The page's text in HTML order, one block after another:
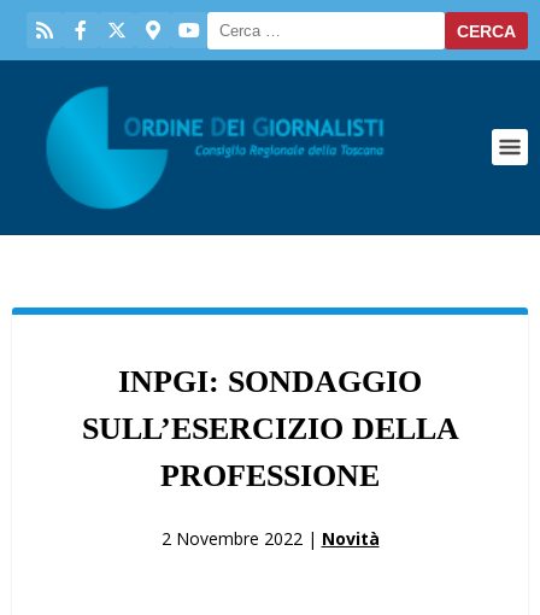
INPGI: SONDAGGIO
SULL’ESERCIZIO DELLA
PROFESSIONE
2 Novembre 2022 | Novità